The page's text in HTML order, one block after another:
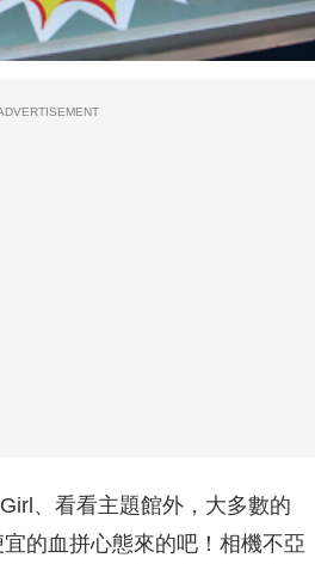
、看看主題館外，大多數的
的血拼心態來的吧！相機不亞